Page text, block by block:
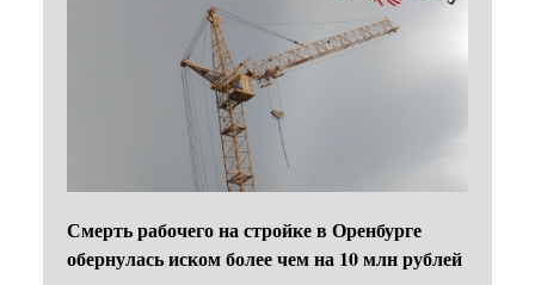
Смерть рабочего на стройке в Оренбурге
обернулась иском более чем на 10 млн рублей